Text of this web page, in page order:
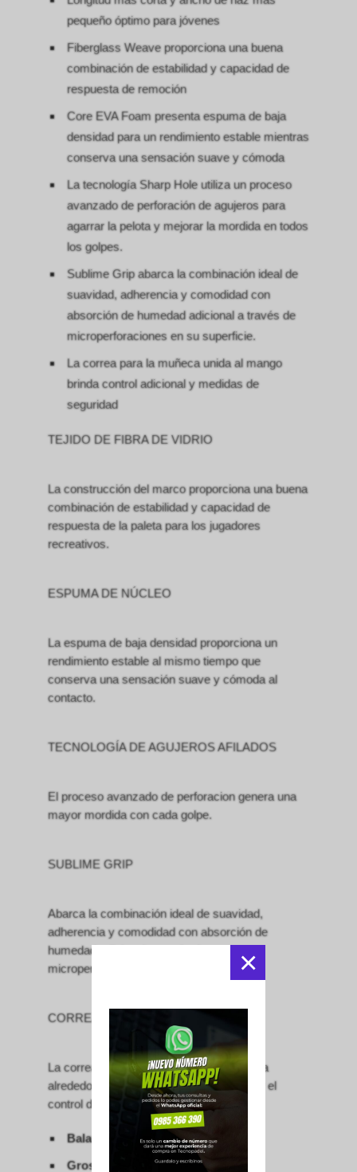
×
pequeño óptimo para jóvenes
Fiberglass Weave proporciona una buena
combinación de estabilidad y capacidad de
respuesta de remoción
Core EVA Foam presenta espuma de baja
densidad para un rendimiento estable mientras
conserva una sensación suave y cómoda
La tecnología Sharp Hole utiliza un proceso
avanzado de perforación de agujeros para
agarrar la pelota y mejorar la mordida en todos
los golpes.
Sublime Grip abarca la combinación ideal de
suavidad, adherencia y comodidad con
absorción de humedad adicional a través de
microperforaciones en su superficie.
La correa para la muñeca unida al mango
brinda control adicional y medidas de
seguridad
TEJIDO DE FIBRA DE VIDRIO
La construcción del marco proporciona una buena
combinación de estabilidad y capacidad de
respuesta de la paleta para los jugadores
recreativos.
ESPUMA DE NÚCLEO
La espuma de baja densidad proporciona un
rendimiento estable al mismo tiempo que
conserva una sensación suave y cómoda al
contacto.
TECNOLOGÍA DE AGUJEROS AFILADOS
El proceso avanzado de perforacion genera una
mayor mordida con cada golpe.
SUBLIME GRIP
Abarca la combinación ideal de suavidad,
adherencia y comodidad con absorción de
humedad adicional a través de
microperforaciones en la superficie.
CORREA PARA LA MUÑECA
La correa del mango se envuelve y aprieta
alrededor de la muñeca para evitar perder el
control de la paleta.
Balance
245 mm
Grosor